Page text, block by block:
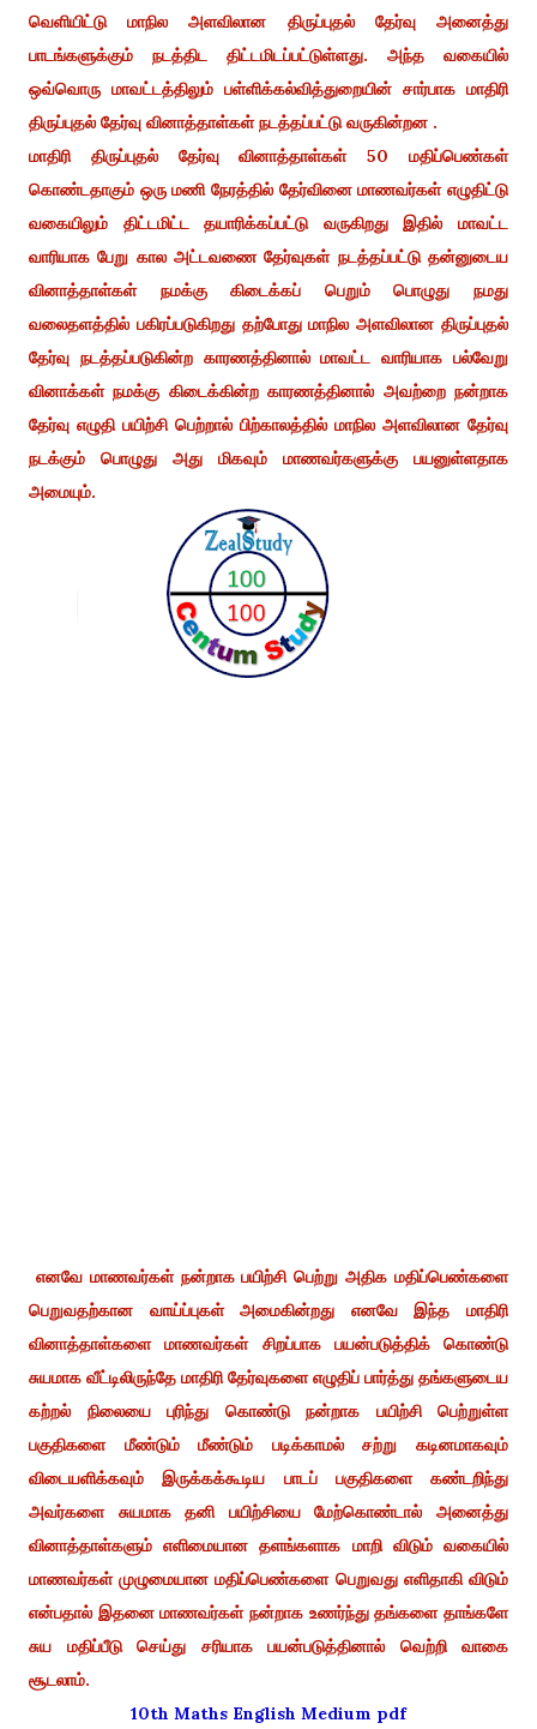
வெளியிட்டு மாநில அளவிலான திருப்புதல் தேர்வு அனைத்து
பாடங்களுக்கும் நடத்திட திட்டமிடப்பட்டுள்ளது. அந்த வகையில்
ஒவ்வொரு மாவட்டத்திலும் பள்ளிக்கல்வித்துறையின் சார்பாக மாதிரி
திருப்புதல் தேர்வு வினாத்தாள்கள் நடத்தப்பட்டு வருகின்றன .
மாதிரி திருப்புதல் தேர்வு வினாத்தாள்கள் 50 மதிப்பெண்கள்
கொண்டதாகும் ஒரு மணி நேரத்தில் தேர்வினை மாணவர்கள் எழுதிட்டு
வகையிலும் திட்டமிட்ட தயாரிக்கப்பட்டு வருகிறது இதில் மாவட்ட
வாரியாக பேறு கால அட்டவணை தேர்வுகள் நடத்தப்பட்டு தன்னுடைய
வினாத்தாள்கள் நமக்கு கிடைக்கப் பெறும் பொழுது நமது
வலைதளத்தில் பகிரப்படுகிறது தற்போது மாநில அளவிலான திருப்புதல்
தேர்வு நடத்தப்படுகின்ற காரணத்தினால் மாவட்ட வாரியாக பல்வேறு
வினாக்கள் நமக்கு கிடைக்கின்ற காரணத்தினால் அவற்றை நன்றாக
தேர்வு எழுதி பயிற்சி பெற்றால் பிற்காலத்தில் மாநில அளவிலான தேர்வு
நடக்கும் பொழுது அது மிகவும் மாணவர்களுக்கு பயனுள்ளதாக
அமையும்.
எனவே மாணவர்கள் நன்றாக பயிற்சி பெற்று அதிக மதிப்பெண்களை
பெறுவதற்கான வாய்ப்புகள் அமைகின்றது எனவே இந்த மாதிரி
வினாத்தாள்களை மாணவர்கள் சிறப்பாக பயன்படுத்திக் கொண்டு
சுயமாக வீட்டிலிருந்தே மாதிரி தேர்வுகளை எழுதிப் பார்த்து தங்களுடைய
கற்றல் நிலையை புரிந்து கொண்டு நன்றாக பயிற்சி பெற்றுள்ள
பகுதிகளை மீண்டும் மீண்டும் படிக்காமல் சற்று கடினமாகவும்
விடையளிக்கவும் இருக்கக்கூடிய பாடப் பகுதிகளை கண்டறிந்து
அவர்களை சுயமாக தனி பயிற்சியை மேற்கொண்டால் அனைத்து
வினாத்தாள்களும் எளிமையான தளங்களாக மாறி விடும் வகையில்
மாணவர்கள் முழுமையான மதிப்பெண்களை பெறுவது எளிதாகி விடும்
என்பதால் இதனை மாணவர்கள் நன்றாக உணர்ந்து தங்களை தாங்களே
சுய மதிப்பீடு செய்து சரியாக பயன்படுத்தினால் வெற்றி வாகை
சூடலாம்.
10th Maths English Medium pdf